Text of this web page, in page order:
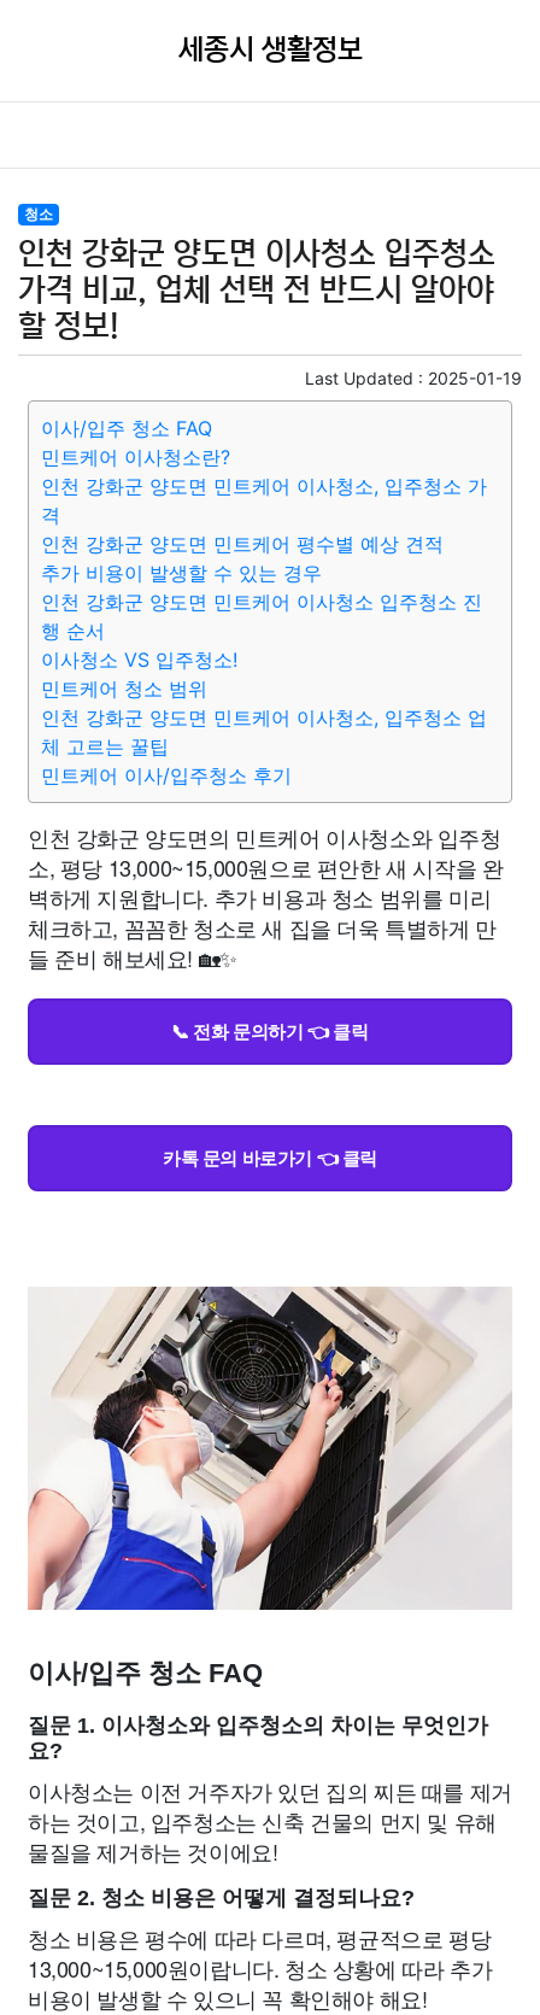
세종시 생활정보
청소
인천 강화군 양도면 이사청소 입주청소
가격 비교, 업체 선택 전 반드시 알아야
할 정보!
Last Updated : 2025-01-19
이사/입주 청소 FAQ
민트케어 이사청소란?
인천 강화군 양도면 민트케어 이사청소, 입주청소 가
격
인천 강화군 양도면 민트케어 평수별 예상 견적
추가 비용이 발생할 수 있는 경우
인천 강화군 양도면 민트케어 이사청소 입주청소 진
행 순서
이사청소 VS 입주청소!
민트케어 청소 범위
인천 강화군 양도면 민트케어 이사청소, 입주청소 업
체 고르는 꿀팁
민트케어 이사/입주청소 후기
인천 강화군 양도면의 민트케어 이사청소와 입주청
소, 평당 13,000~15,000원으로 편안한 새 시작을 완
벽하게 지원합니다. 추가 비용과 청소 범위를 미리
체크하고, 꼼꼼한 청소로 새 집을 더욱 특별하게 만
들 준비 해보세요! 🏡✨
📞 전화 문의하기 👈 클릭
카톡 문의 바로가기 👈 클릭
이사/입주 청소 FAQ
질문 1. 이사청소와 입주청소의 차이는 무엇인가
요?
이사청소는 이전 거주자가 있던 집의 찌든 때를 제거
하는 것이고, 입주청소는 신축 건물의 먼지 및 유해
물질을 제거하는 것이에요!
질문 2. 청소 비용은 어떻게 결정되나요?
청소 비용은 평수에 따라 다르며, 평균적으로 평당
13,000~15,000원이랍니다. 청소 상황에 따라 추가
비용이 발생할 수 있으니 꼭 확인해야 해요!